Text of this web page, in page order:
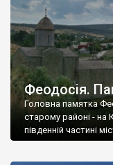
Феодосія.
Головна памятка
старому районі - на
південній частині